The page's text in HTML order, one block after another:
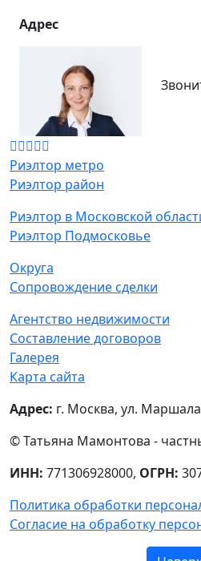
Адрес
Риэлтор метро
Риэлтор район
Риэлтор в Московской
Риэлтор Подмосковье
Округа
Сопровождение сделки
Агентство недвижимости
Составление договоров
Галерея
Карта сайта
Адрес: г. Москва, ул.
© Татьяна Мамонтова -
ИНН: 771306928000, ОГРН:
Политика обработки
Согласие на обработку